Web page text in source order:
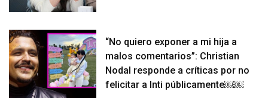
“No quiero exponer a mi hija a
malos comentarios”: Christian
Nodal responde a críticas por no
felicitar a Inti públicamente￼￼